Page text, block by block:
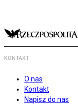
KONTAKT
O nas
Kontakt
Napisz do nas